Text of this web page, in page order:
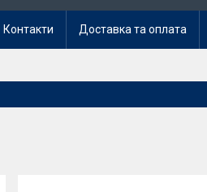
Контакти Доставка та оплата